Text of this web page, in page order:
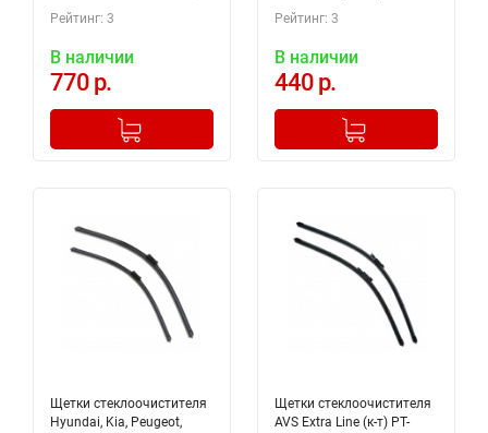
т) 80402
Рейтинг: 3
В наличии
770 р.
+
Добавлено в корзину
E, S, CLS - class) A07768S
Рейтинг: 3
В наличии
440 р.
+
Добавлено в корзину
Щетки стеклоочистителя
Hyundai, Kia, Peugeot,
Щетки стеклоочистителя
AVS Extra Line (к-т) PT-